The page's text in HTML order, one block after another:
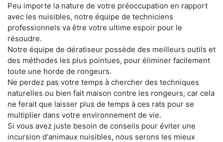
Peu importe la nature de votre préoccupation en rapport
avec les nuisibles, notre équipe de techniciens
professionnels va être votre ultime espoir pour le
résoudre.
Notre équipe de dératiseur possède des meilleurs outils et
des méthodes les plus pointues, pour éliminer facilement
toute une horde de rongeurs.
Ne perdez pas votre temps à chercher des techniques
naturelles ou bien fait maison contre les rongeurs, car cela
ne ferait que laisser plus de temps à ces rats pour se
multiplier dans votre environnement de vie.
Si vous avez juste besoin de conseils pour éviter une
incursion d'animaux nuisibles, nous serons les mieux